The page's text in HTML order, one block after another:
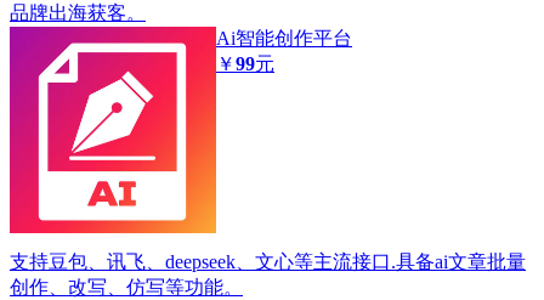
品牌出海获客。
Ai智能创作平台
￥99元
支持豆包、讯飞、deepseek、文心等主流接口.具备ai文章批量
创作、改写、仿写等功能。